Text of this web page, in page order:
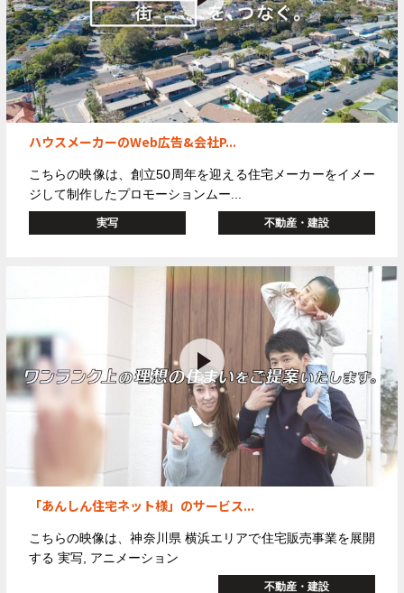
ハウスメーカーのWeb広告&会社P...
こちらの映像は、創立50周年を迎える住宅メーカーをイメー
ジして制作したプロモーションムー...
実写 不動産・建設
「あんしん住宅ネット様」のサービス...
こちらの映像は、神奈川県 横浜エリアで住宅販売事業を展開
する 実写, アニメーション
不動産・建設